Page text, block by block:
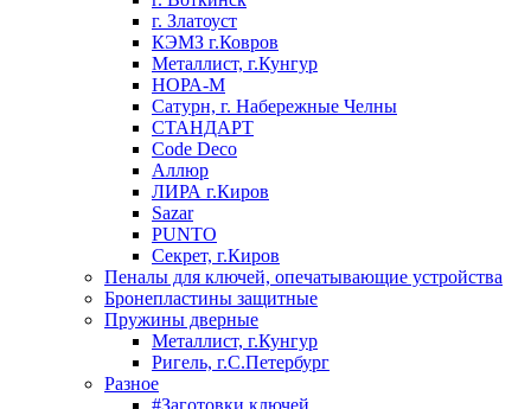
г. Златоуст
КЭМЗ г.Ковров
Металлист, г.Кунгур
НОРА-М
Сатурн, г. Набережные Челны
СТАНДАРТ
Code Deco
Аллюр
ЛИРА г.Киров
Sazar
PUNTO
Секрет, г.Киров
Пеналы для ключей, опечатывающие устройства
Бронепластины защитные
Пружины дверные
Металлист, г.Кунгур
Ригель, г.С.Петербург
Разное
#Заготовки ключей